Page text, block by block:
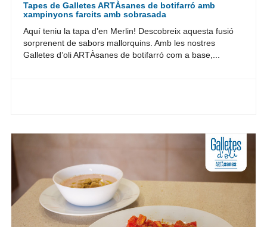
Tapes de Galletes ARTÀsanes de botifarró amb
xampinyons farcits amb sobrasada
Aquí teniu la tapa d’en Merlin! Descobreix aquesta fusió
sorprenent de sabors mallorquins. Amb les nostres
Galletes d’oli ARTÀsanes de botifarró com a base,...